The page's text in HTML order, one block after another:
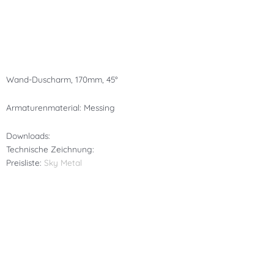
Wand-Duscharm, 170mm, 45°
Armaturenmaterial: Messing
Downloads:
Technische Zeichnung:
Preisliste: Sky Metal